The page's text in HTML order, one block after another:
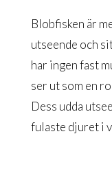
Blobfisken är
utseende och
har ingen fast
ser ut som en
Dess udda
fulaste djuret i